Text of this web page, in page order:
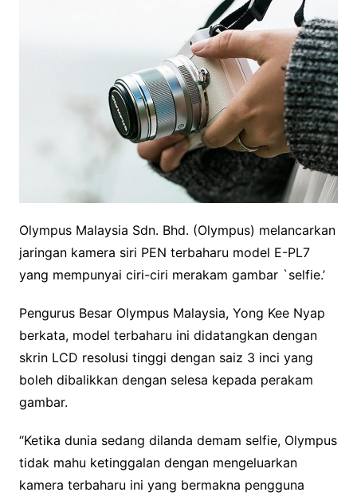
Olympus Malaysia Sdn. Bhd. (Olympus) melancarkan
jaringan kamera siri PEN terbaharu model E-PL7
yang mempunyai ciri-ciri merakam gambar `selfie.’
Pengurus Besar Olympus Malaysia, Yong Kee Nyap
berkata, model terbaharu ini didatangkan dengan
skrin LCD resolusi tinggi dengan saiz 3 inci yang
boleh dibalikkan dengan selesa kepada perakam
gambar.
“Ketika dunia sedang dilanda demam selfie, Olympus
tidak mahu ketinggalan dengan mengeluarkan
kamera terbaharu ini yang bermakna pengguna